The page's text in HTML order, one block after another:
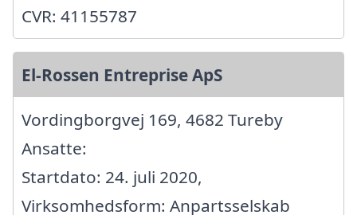
CVR: 41155787
El-Rossen Entreprise ApS
Vordingborgvej 169, 4682 Tureby
Ansatte:
Startdato: 24. juli 2020,
Virksomhedsform: Anpartsselskab